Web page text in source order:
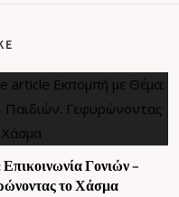
Γονιών –
το Χάσμα